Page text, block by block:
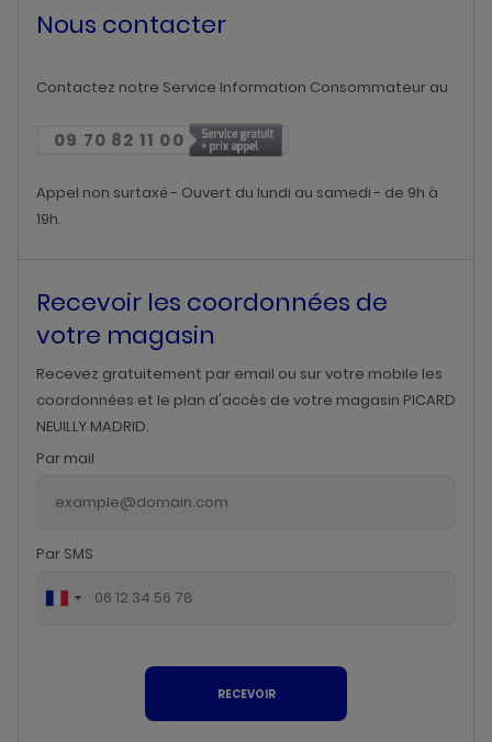
Nous contacter
Contactez notre Service Information Consommateur au
09 70 82 11 00
Appel non surtaxé - Ouvert du lundi au samedi - de 9h à
19h.
Recevoir les coordonnées de
votre magasin
Recevez gratuitement par email ou sur votre mobile les
coordonnées et le plan d'accès de votre magasin PICARD
NEUILLY MADRID.
Par mail
Par SMS
RECEVOIR